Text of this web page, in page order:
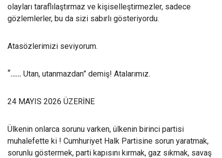
olayları taraflılaştırmaz ve kişiselleştirmezler, sadece
gözlemlerler, bu da sizi sabırlı gösteriyordu.
Atasözlerimizi seviyorum.
“…… Utan, utanmazdan” demiş! Atalarımız.
24 MAYIS 2026 ÜZERİNE
Ülkenin onlarca sorunu varken, ülkenin birinci partisi
muhalefette ki ! Cumhuriyet Halk Partisine sorun yaratmak,
sorunlu göstermek, parti kapısını kırmak, gaz sıkmak, savaş